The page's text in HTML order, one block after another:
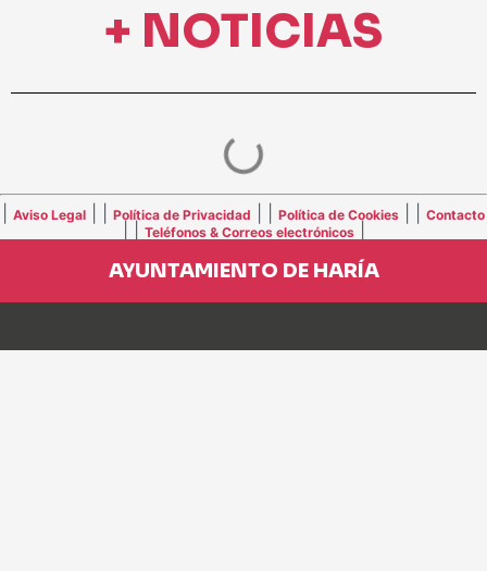
+ NOTICIAS
Aviso Legal Política de Privacidad Política de Cookies Contacto
Teléfonos & Correos electrónicos|
AYUNTAMIENTO DE HARÍA